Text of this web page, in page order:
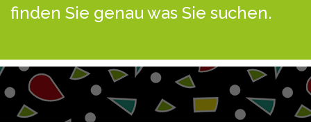
finden Sie genau was Sie suchen.